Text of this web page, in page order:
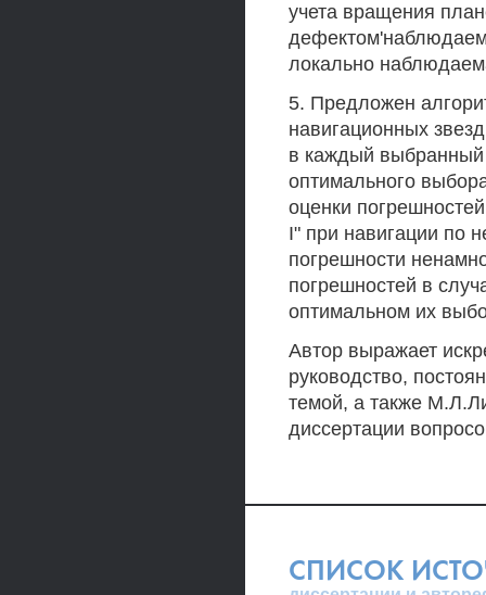
учета вращения
локально
5. Предложен
навигационных
в каждый выбранный
оптимального
оценки
I" при навигации по
погрешности
погрешностей в
оптимальном их
Автор выражает
руководство,
темой, а также
диссертации
СПИСОК